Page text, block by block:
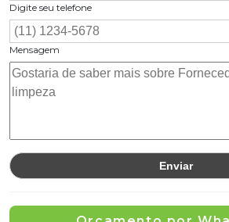
Digite seu telefone
Mensagem